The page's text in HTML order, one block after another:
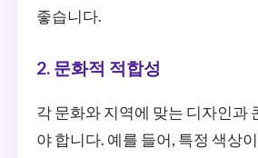
좋습니다.
2. 문화적 적합성
각 문화와 지역에 맞는 디자인과
야 합니다. 예를 들어, 특정 색상